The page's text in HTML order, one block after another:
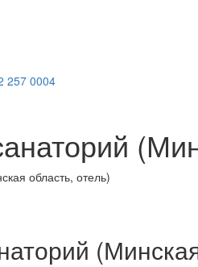
257 0004
область, отель)